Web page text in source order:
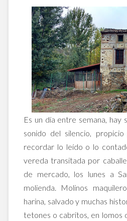
Es un día entre semana, hay
sonido del silencio, propicio
recordar lo leído o lo
vereda transitada por
de mercado, los lunes a
molienda. Molinos
harina, salvado y muchas
tetones o cabritos, en lomos